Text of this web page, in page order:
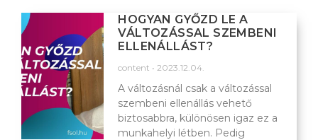
HOGYAN GYŐZD LE A
VÁLTOZÁSSAL SZEMBENI
ELLENÁLLÁST?
content 2023.12.04.
A változásnál csak a változással
szembeni ellenállás vehető
biztosabbra, különösen igaz ez a
munkahelyi létben. Pedig